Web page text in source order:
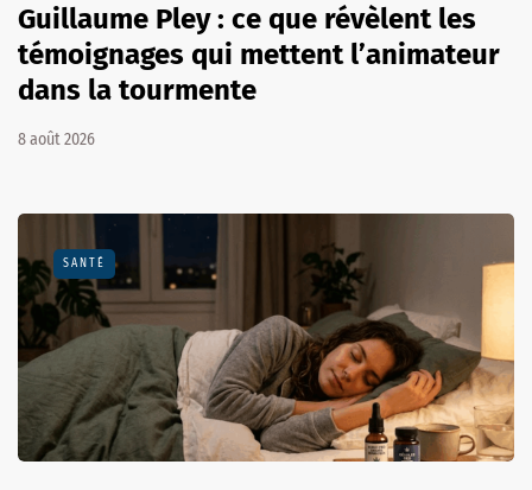
Guillaume Pley : ce que révèlent les
témoignages qui mettent l’animateur
dans la tourmente
8 août 2026
SANTÉ